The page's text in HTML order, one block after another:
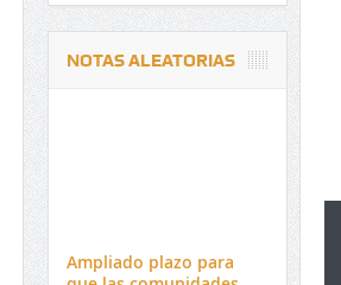
NOTAS ALEATORIAS
Ampliado plazo para
El 17 de enero vence plazo de
venta de pines para matrícula en
preuniversitario de la UPC